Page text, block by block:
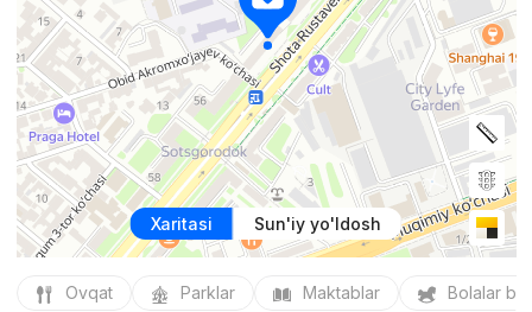
Xaritasi Sun'iy yo'ldosh
Ovqat Parklar Maktablar Bolalar